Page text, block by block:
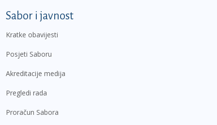
Sabor i javnost
Kratke obavijesti
Posjeti Saboru
Akreditacije medija
Pregledi rada
Proračun Sabora